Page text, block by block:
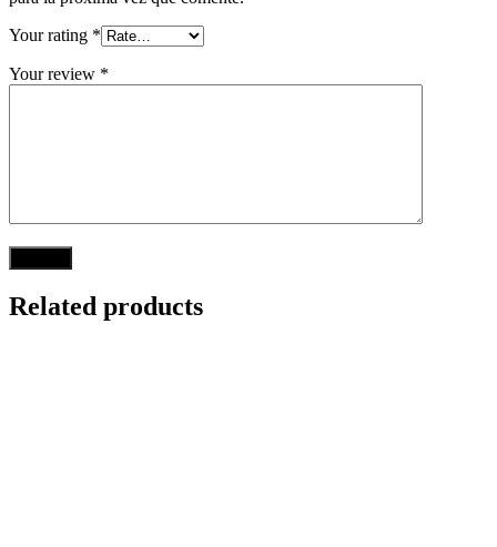
Your rating *
Your review *
Related products